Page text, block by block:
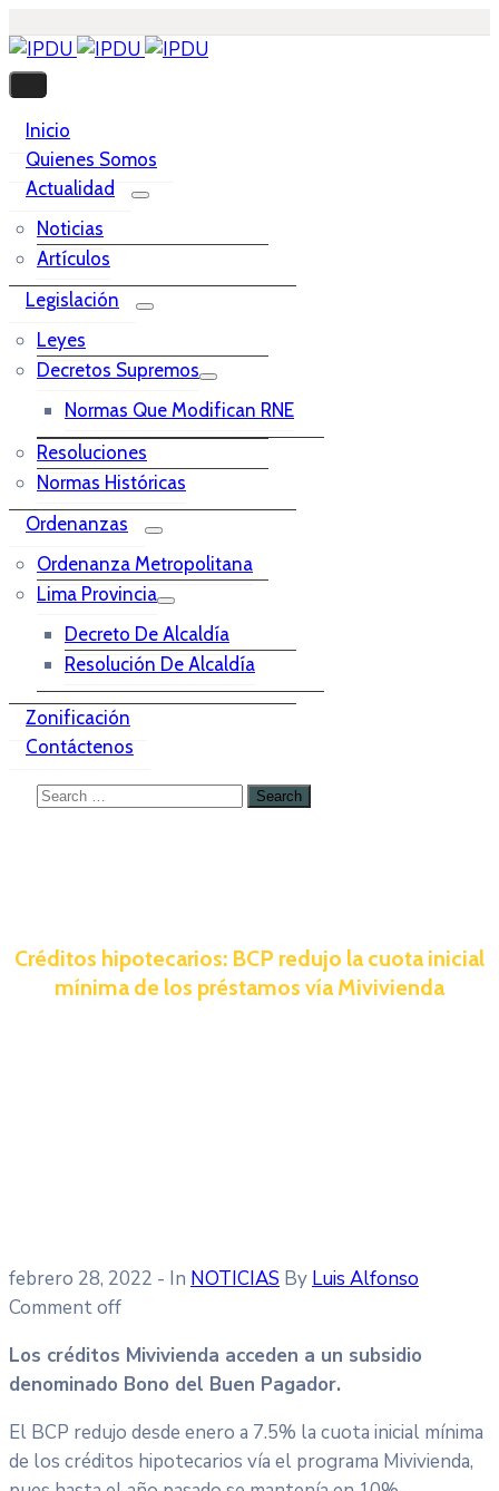
Inicio
Quienes Somos
Actualidad
Noticias
Artículos
Legislación
Leyes
Decretos Supremos
Normas Que Modifican RNE
Resoluciones
Normas Históricas
Ordenanzas
Ordenanza Metropolitana
Lima Provincia
Decreto De Alcaldía
Resolución De Alcaldía
Zonificación
Contáctenos
Créditos hipotecarios: BCP redujo la cuota inicial
mínima de los préstamos vía Mivivienda
febrero 28, 2022 - In NOTICIAS By Luis Alfonso
Comment off
Los créditos Mivivienda acceden a un subsidio
denominado Bono del Buen Pagador.
El BCP redujo desde enero a 7.5% la cuota inicial mínima
de los créditos hipotecarios vía el programa Mivivienda,